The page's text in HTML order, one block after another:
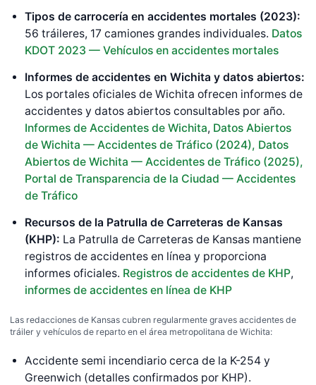
Tipos de carrocería en accidentes mortales (2023):
56 tráileres, 17 camiones grandes individuales. Datos
KDOT 2023 — Vehículos en accidentes mortales
Informes de accidentes en Wichita y datos abiertos:
Los portales oficiales de Wichita ofrecen informes de
accidentes y datos abiertos consultables por año.
Informes de Accidentes de Wichita, Datos Abiertos
de Wichita — Accidentes de Tráfico (2024), Datos
Abiertos de Wichita — Accidentes de Tráfico (2025),
Portal de Transparencia de la Ciudad — Accidentes
de Tráfico
Recursos de la Patrulla de Carreteras de Kansas
(KHP): La Patrulla de Carreteras de Kansas mantiene
registros de accidentes en línea y proporciona
informes oficiales. Registros de accidentes de KHP,
informes de accidentes en línea de KHP
Las redacciones de Kansas cubren regularmente graves accidentes de
tráiler y vehículos de reparto en el área metropolitana de Wichita:
Accidente semi incendiario cerca de la K-254 y
Greenwich (detalles confirmados por KHP).